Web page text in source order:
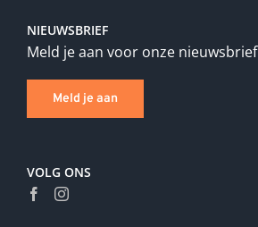
NIEUWSBRIEF
Meld je aan voor onze nieuwsbrief
Meld je aan
VOLG ONS